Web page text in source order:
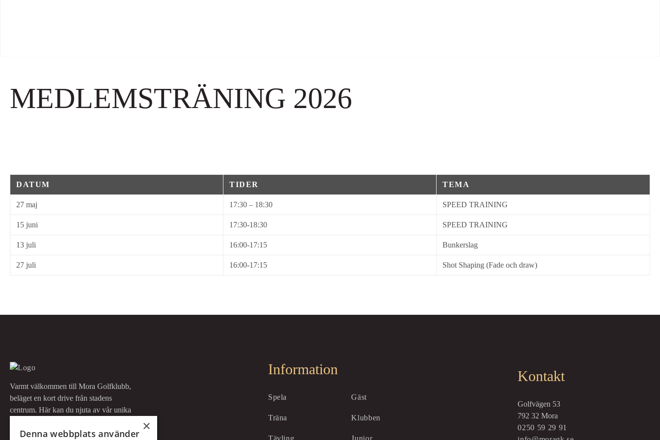
MEDLEMSTRÄNING 2026
DATUM TIDER TEMA
27 maj 17:30 – 18:30 SPEED TRAINING
15 juni 17:30-18:30 SPEED TRAINING
13 juli 16:00-17:15 Bunkerslag
27 juli 16:00-17:15 Shot Shaping (Fade och draw)
Varmt välkommen till Mora Golfklubb,
beläget en kort drive från stadens
centrum. Här kan du njuta av vår unika
skogsbanorna i Sverige!
Information
Spela Gäst
Träna Klubben
Kontakt
Golfvägen 53
792 32 Mora
0250 59 29 91
×
Denna webbplats använder